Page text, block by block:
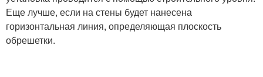
Еще лучше, если на стены будет нанесена
горизонтальная линия, определяющая плоскость
обрешетки.